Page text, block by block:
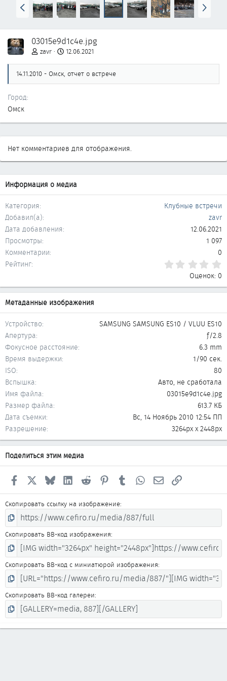
Н
а
а
д
В
п
р
03015e9d1c4e.jpg
zavr 12.06.2021
14.11.2010 - Омск, отчет о встрече
Город
Омск
Нет комментариев для отображения.
Информация о медиа
Категория
Клубные встречи
Добавил(а)
zavr
Дата добавления
12.06.2021
Просмотры
1 097
Комментарии
0
Рейтинг
Оценок: 0
Метаданные изображения
Устройство
SAMSUNG SAMSUNG ES10 / VLUU ES10
Апертура
ƒ/2.8
Фокусное расстояние
6.3 mm
Время выдержки
1/90 сек.
ISO
80
Вспышка
Авто, не сработала
Имя файла
03015e9d1c4e.jpg
Размер файла
613.7 КБ
Дата съемки
Вс, 14 Ноябрь 2010 12:54 ПП
Разрешение
3264px x 2448px
Поделиться этим медиа
Facebook Bluesky LinkedInReddit PinterestTumblr WhatsAppЭлектронная почта
Ссылка
Скопировать ссылку на изображение
Скопировать BB-код изображения
Скопировать BB-код с миниатюрой изображения
Скопировать BB-код галереи